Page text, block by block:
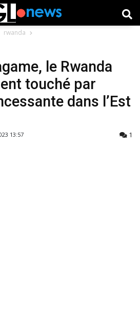
rwanda
le Rwanda
touché par
dans l’Est
13:57 1